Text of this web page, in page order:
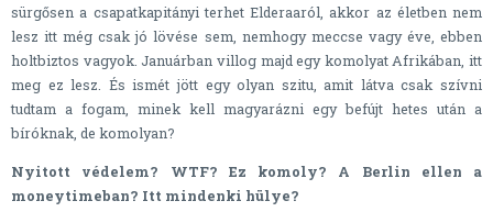
sürgősen a csapatkapitányi terhet Elderaaról, akkor az életben nem
lesz itt még csak jó lövése sem, nemhogy meccse vagy éve, ebben
holtbiztos vagyok. Januárban villog majd egy komolyat Afrikában, itt
meg ez lesz. És ismét jött egy olyan szitu, amit látva csak szívni
tudtam a fogam, minek kell magyarázni egy befújt hetes után a
bíróknak, de komolyan?
Nyitott védelem? WTF? Ez komoly? A Berlin ellen a
moneytimeban? Itt mindenki hülye?